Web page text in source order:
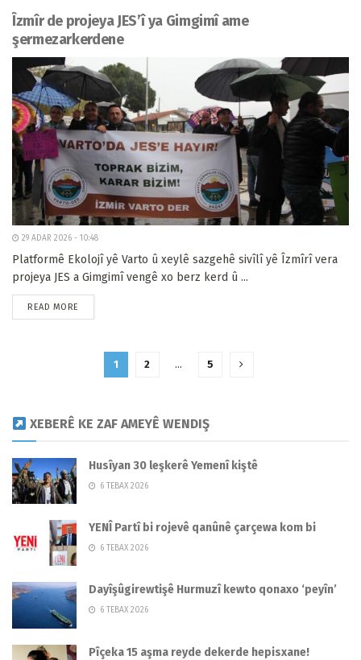
Îzmîr de projeya JES’î ya Gimgimî ame
şermezarkerdene
29 ADAR 2026 - 10:48
Platformê Ekolojî yê Varto û xeylê sazgehê sivîlî yê Îzmîrî vera
projeya JES a Gimgimî vengê xo berz kerd û ...
READ MORE
1 2 … 5
XEBERÊ KE ZAF AMEYÊ WENDIŞ
Husîyan 30 leşkerê Yemenî kiştê
6 TEBAX 2026
YENÎ Partî bi rojevê qanûnê çarçewa kom bi
6 TEBAX 2026
Dayîşûgirewtişê Hurmuzî kewto qonaxo ‘peyîn’
6 TEBAX 2026
Pîçeka 15 aşma reyde dekerde hepisxane!